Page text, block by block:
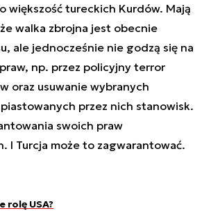
większość tureckich Kurdów. Mają
walka zbrojna jest obecnie
ale jednocześnie nie godzą się na
np. przez policyjny terror
oraz usuwanie wybranych
przez nich stanowisk.
swoich praw
I Turcja może to zagwarantować.
rolę USA?